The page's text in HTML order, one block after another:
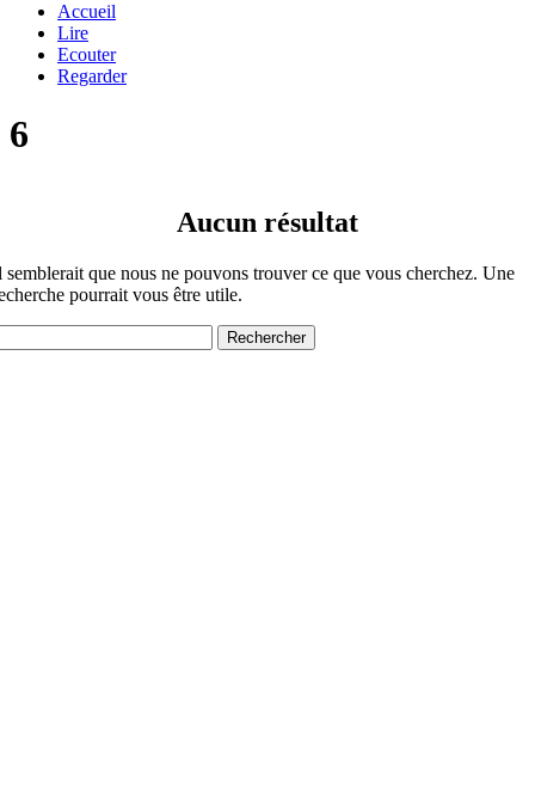
Accueil
Lire
Ecouter
Regarder
6
Aucun résultat
semblerait que nous ne pouvons trouver ce que vous cherchez. Une
pourrait vous être utile.